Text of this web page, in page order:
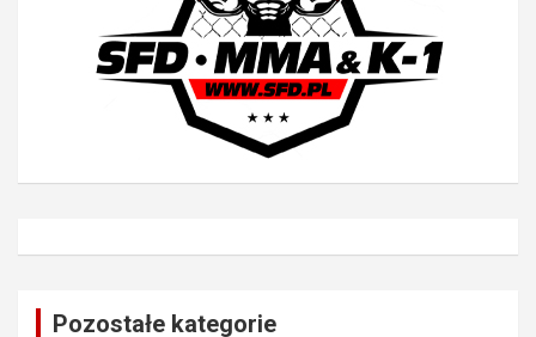
Pozostałe kategorie